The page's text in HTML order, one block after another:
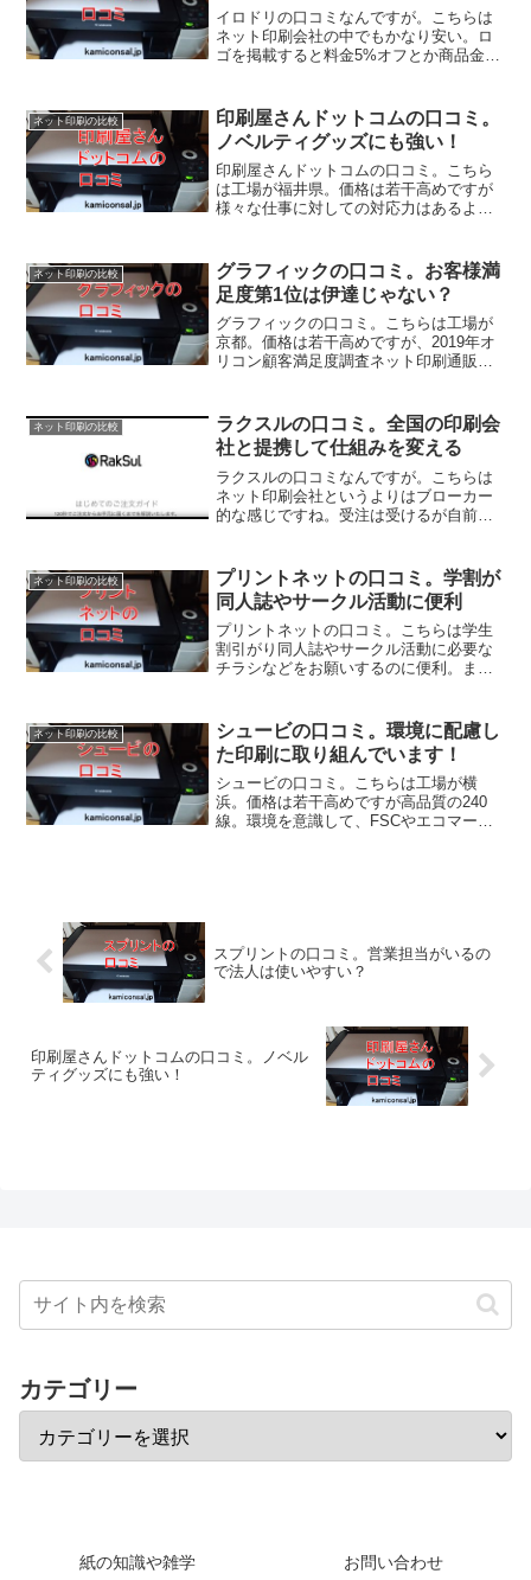
イロドリの口コミなんですが。こちらは
ネット印刷会社の中でもかなり安い。ロ
ゴを掲載すると料金5%オフとか商品金額
ので品質の再現性がある。イロドリの口
コミ、参考にしてくださいね！
ネット印刷の比較
印刷屋さんドットコムの口コミ。
ノベルティグッズにも強い！
印刷屋さんドットコムの口コミ。こちら
は工場が福井県。価格は若干高めですが
様々な仕事に対しての対応力はあるよう
ズも得意な感じ。印刷屋さんドットコム
の口コミ参考にしてくださいね！
ネット印刷の比較
グラフィックの口コミ。お客様満
足度第1位は伊達じゃない？
グラフィックの口コミ。こちらは工場が
京都。価格は若干高めですが、2019年オ
リコン顧客満足度調査ネット印刷通販第1
行き届いている感じ。グラフィックの口
コミ参考にしてくださいね！
ネット印刷の比較
ラクスルの口コミ。全国の印刷会
社と提携して仕組みを変える
ラクスルの口コミなんですが。こちらは
ネット印刷会社というよりはブローカー
的な感じですね。受注は受けるが自前の
があるということのようです。ラクスル
の口コミ、参考にしてくださいね！
ネット印刷の比較
プリントネットの口コミ。学割が
同人誌やサークル活動に便利
プリントネットの口コミ。こちらは学生
割引がり同人誌やサークル活動に必要な
チラシなどをお願いするのに便利。ま
て再注文しやすいです。プリントネット
の口コミ、参考にしてくださいね！
ネット印刷の比較
シュービの口コミ。環境に配慮し
た印刷に取り組んでいます！
シュービの口コミ。こちらは工場が横
浜。価格は若干高めですが高品質の240
線。環境を意識して、FSCやエコマーク
スプリントの口コミ。営業担当がいるの
で法人は使いやすい？
印刷屋さんドットコムの口コミ。ノベル
ティグッズにも強い！
カテゴリー
紙の知識や雑学 お問い合わせ